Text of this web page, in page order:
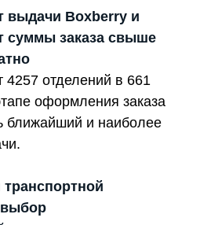
выдачи Boxberry и
суммы заказа свыше
4257 отделений в 661
оформления заказа
ближайший и наиболее
транспортной